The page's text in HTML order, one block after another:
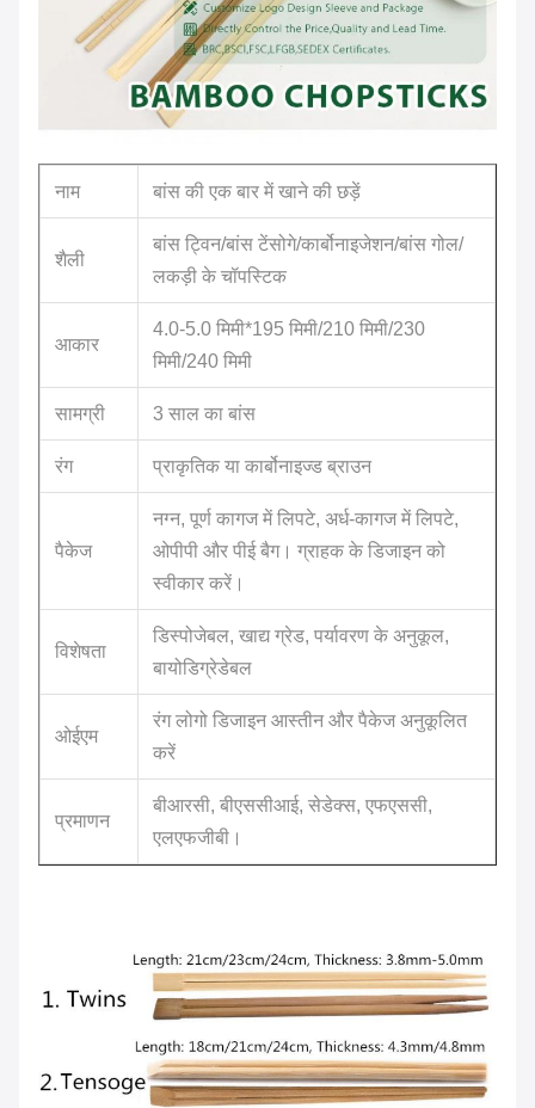
नाम बांस की एक बार में खाने की छड़ें
शैली
बांस ट्विन/बांस टेंसोगे/कार्बोनाइजेशन/बांस गोल/
लकड़ी के चॉपस्टिक
आकार
4.0-5.0 मिमी*195 मिमी/210 मिमी/230
मिमी/240 मिमी
सामग्री 3 साल का बांस
रंग प्राकृतिक या कार्बोनाइज्ड ब्राउन
पैकेज
नग्न, पूर्ण कागज में लिपटे, अर्ध-कागज में लिपटे,
ओपीपी और पीई बैग। ग्राहक के डिजाइन को
स्वीकार करें।
विशेषता
डिस्पोजेबल, खाद्य ग्रेड, पर्यावरण के अनुकूल,
बायोडिग्रेडेबल
ओईएम
रंग लोगो डिजाइन आस्तीन और पैकेज अनुकूलित
करें
प्रमाणन
बीआरसी, बीएससीआई, सेडेक्स, एफएससी,
एलएफजीबी।